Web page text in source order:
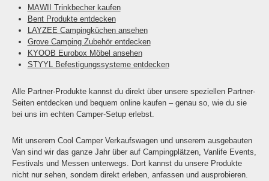
MAWII Trinkbecher kaufen
Bent Produkte entdecken
LAYZEE Campingküchen ansehen
Grove Camping Zubehör entdecken
KYOOB Eurobox Möbel ansehen
STYYL Befestigungssysteme entdecken
Alle Partner-Produkte kannst du direkt über unsere speziellen Partner-
Seiten entdecken und bequem online kaufen – genau so, wie du sie
bei uns im echten Camper-Setup erlebst.
Mit unserem Cool Camper Verkaufswagen und unserem ausgebauten
Van sind wir das ganze Jahr über auf Campingplätzen, Vanlife Events,
Festivals und Messen unterwegs. Dort kannst du unsere Produkte
nicht nur sehen, sondern direkt erleben, anfassen und ausprobieren.